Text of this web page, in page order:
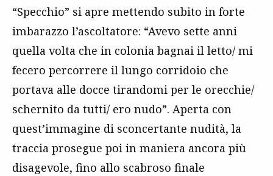
“Specchio” si apre mettendo subito in forte
imbarazzo l’ascoltatore: “Avevo sette anni
quella volta che in colonia bagnai il letto/ mi
fecero percorrere il lungo corridoio che
portava alle docce tirandomi per le orecchie/
schernito da tutti/ ero nudo”. Aperta con
quest’immagine di sconcertante nudità, la
traccia prosegue poi in maniera ancora più
disagevole, fino allo scabroso finale